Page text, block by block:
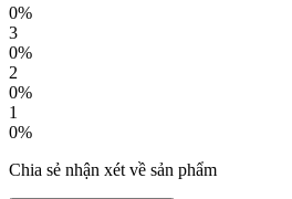
0%
3
0%
2
0%
1
0%
Chia sẻ nhận xét về sản phẩm